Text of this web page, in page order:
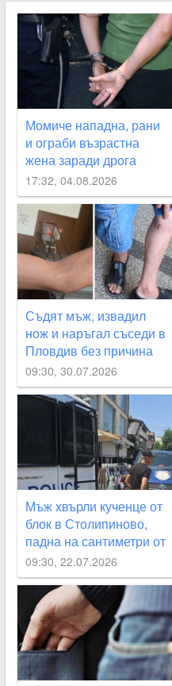
Момиче нападна, рани
и ограби възрастна
жена заради дрога
17:32, 04.08.2026
Съдят мъж, извадил
нож и наръгал съседи в
Пловдив без причина
09:30, 30.07.2026
Мъж хвърли кученце от
блок в Столипиново,
падна на сантиметри от
дете
09:30, 22.07.2026